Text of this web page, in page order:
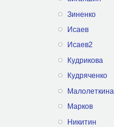
Зиненко
Исаев
Исаев2
Кудрикова
Кудряченко
Малолеткина
Марков
Никитин